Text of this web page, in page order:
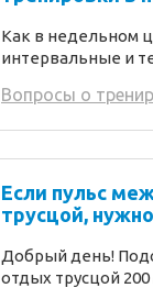
Как в недельном
интервальные и
Вопросы о
Если пульс
трусцой,
Добрый день!
отдых трусцой